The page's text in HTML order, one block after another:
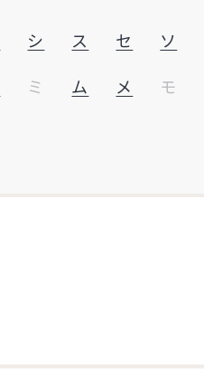
シ ス セ ソ
ミ ム メ モ